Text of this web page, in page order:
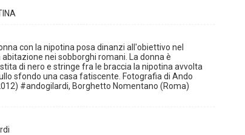
con la nipotina posa dinanzi all'obiettivo nel
nei sobborghi romani. La donna è
di nero e stringe fra le braccia la nipotina avvolta
sfondo una casa fatiscente. Fotografia di Ando
#andogilardi, Borghetto Nomentano (Roma)